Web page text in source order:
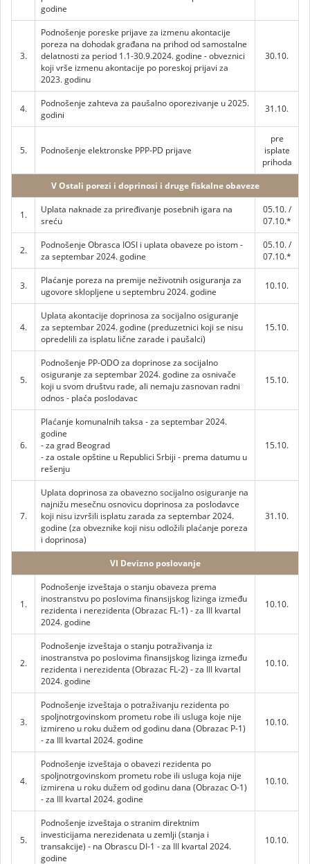
godine
3.
Podnošenje poreske prijave za izmenu akontacije
poreza na dohodak građana na prihod od samostalne
delatnosti za period 1.1-30.9.2024. godine - obveznici
koji vrše izmenu akontacije po poreskoj prijavi za
2023. godinu
30.10.
4.
Podnošenje zahteva za paušalno oporezivanje u 2025.
godini
31.10.
5. Podnošenje elektronske PPP-PD prijave
pre
isplate
prihoda
V Ostali porezi i doprinosi i druge fiskalne obaveze
1.
Uplata naknade za priređivanje posebnih igara na
sreću
05.10. /
07.10.*
2.
Podnošenje Obrasca IOSI i uplata obaveze po istom -
za septembar 2024. godine
05.10. /
07.10.*
3.
Plaćanje poreza na premije neživotnih osiguranja za
ugovore sklopljene u septembru 2024. godine
10.10.
4.
Uplata akontacije doprinosa za socijalno osiguranje
za septembar 2024. godine (preduzetnici koji se nisu
opredelili za isplatu lične zarade i paušalci)
15.10.
5.
Podnošenje PP-ODO za doprinose za socijalno
osiguranje za septembar 2024. godine za osnivače
koji u svom društvu rade, ali nemaju zasnovan radni
odnos - plaća poslodavac
15.10.
6.
Plaćanje komunalnih taksa - za septembar 2024.
godine
- za grad Beograd
- za ostale opštine u Republici Srbiji - prema datumu u
rešenju
15.10.
7.
Uplata doprinosa za obavezno socijalno osiguranje na
najnižu mesečnu osnovicu doprinosa za poslodavce
koji nisu izvršili isplatu zarada za septembar 2024.
godine (za obveznike koji nisu odložili plaćanje poreza
i doprinosa)
31.10.
VI Devizno poslovanje
1.
Podnošenje izveštaja o stanju obaveza prema
inostranstvu po poslovima finansijskog lizinga između
rezidenta i nerezidenta (Obrazac FL-1) - za III kvartal
2024. godine
10.10.
2.
Podnošenje izveštaja o stanju potraživanja iz
inostranstva po poslovima finansijskog lizinga između
rezidenta i nerezidenta (Obrazac FL-2) - za III kvartal
2024. godine
10.10.
3.
Podnošenje izveštaja o potraživanju rezidenta po
spoljnotrgovinskom prometu robe ili usluga koje nije
izmireno u roku dužem od godinu dana (Obrazac P-1)
- za III kvartal 2024. godine
10.10.
4.
Podnošenje izveštaja o obavezi rezidenta po
spoljnotrgovinskom prometu robe ili usluga koja nije
izmirena u roku dužem od godinu dana (Obrazac O-1)
- za III kvartal 2024. godine
10.10.
5.
Podnošenje izveštaja o stranim direktnim
investicijama nerezidenata u zemlji (stanja i
transakcije) - na Obrascu DI-1 - za III kvartal 2024.
godine
10.10.